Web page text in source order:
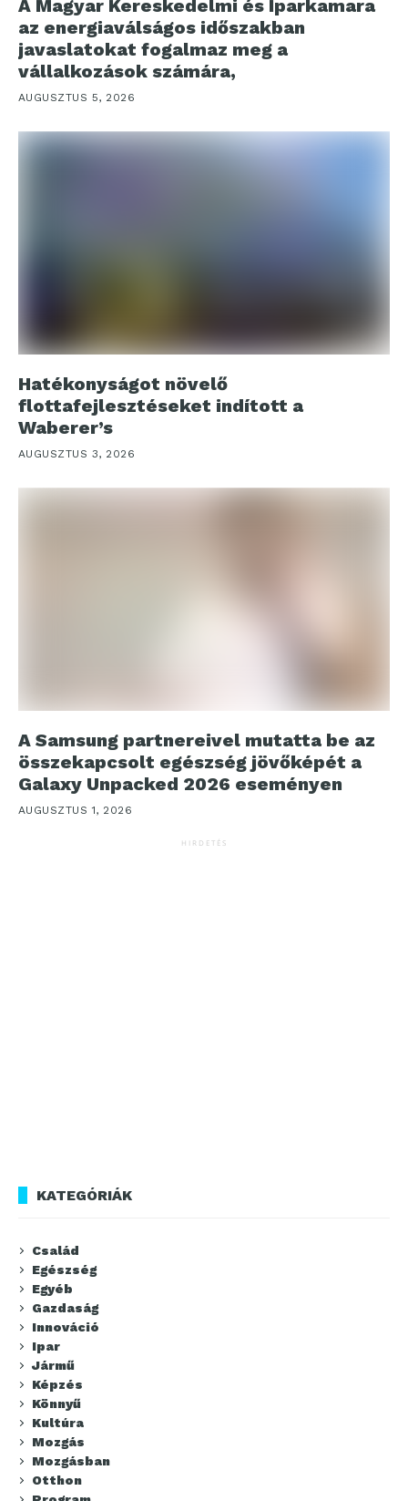
A Magyar Kereskedelmi és Iparkamara
az energiaválságos időszakban
javaslatokat fogalmaz meg a
vállalkozások számára,
AUGUSZTUS 5, 2026
Hatékonyságot növelő
flottafejlesztéseket indított a
Waberer’s
AUGUSZTUS 3, 2026
A Samsung partnereivel mutatta be az
összekapcsolt egészség jövőképét a
Galaxy Unpacked 2026 eseményen
AUGUSZTUS 1, 2026
HIRDETÉS
KATEGÓRIÁK
Család
Egészség
Egyéb
Gazdaság
Innováció
Ipar
Jármű
Képzés
Könnyű
Kultúra
Mozgás
Mozgásban
Otthon